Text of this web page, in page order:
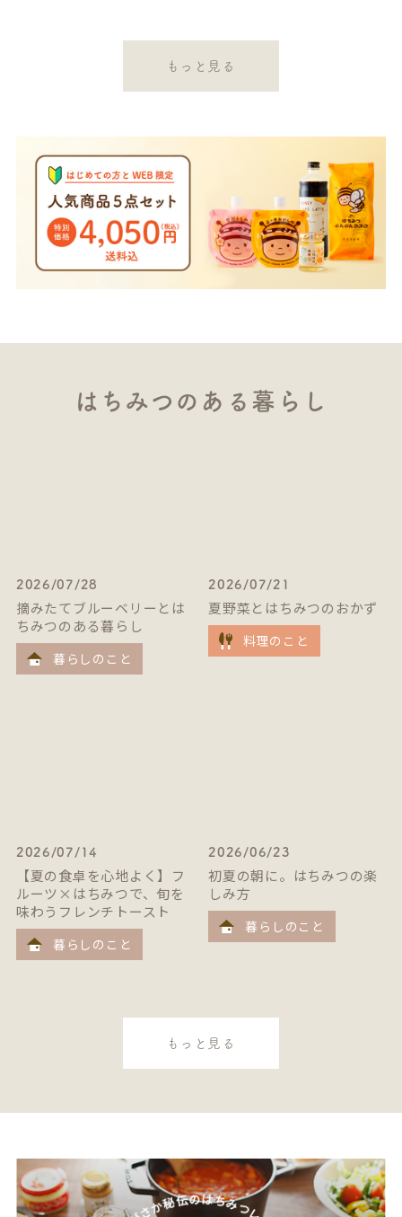
もっと見る
はちみつのある暮らし
2026/07/28
摘みたてブルーベリーとは
ちみつのある暮らし
暮らしのこと
2026/07/21
夏野菜とはちみつのおかず
料理のこと
2026/07/14
【夏の食卓を心地よく】フ
ルーツ×はちみつで、旬を
味わうフレンチトースト
暮らしのこと
2026/06/23
初夏の朝に。はちみつの楽
しみ方
暮らしのこと
もっと見る